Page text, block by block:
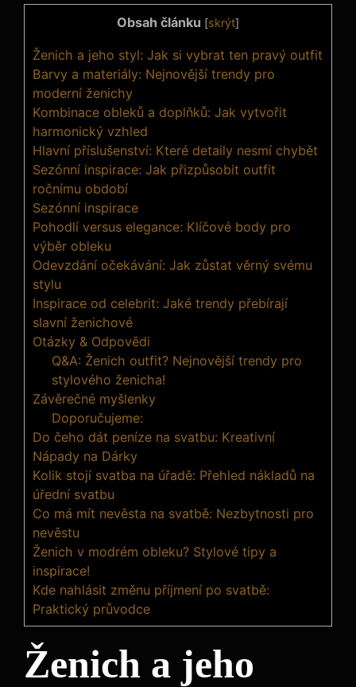
Obsah článku [skrýt]
Ženich a jeho styl: Jak si vybrat ten pravý outfit
Barvy a materiály: Nejnovější trendy pro
moderní ženichy
Kombinace obleků a doplňků: Jak vytvořit
harmonický vzhled
Hlavní příslušenství: Které detaily nesmí chybět
Sezónní inspirace: Jak přizpůsobit outfit
ročnímu období
Sezónní inspirace
Pohodlí versus elegance: Klíčové body pro
výběr obleku
Odevzdání očekávání: Jak zůstat věrný svému
stylu
Inspirace od celebrit: Jaké trendy přebírají
slavní ženichové
Otázky & Odpovědi
Q&A: Ženich outfit? Nejnovější trendy pro
stylového ženicha!
Závěrečné myšlenky
Doporučujeme:
Do čeho dát peníze na svatbu: Kreativní
Nápady na Dárky
Kolik stojí svatba na úřadě: Přehled nákladů na
úřední svatbu
Co má mít nevěsta na svatbě: Nezbytnosti pro
nevěstu
Ženich v modrém obleku? Stylové tipy a
inspirace!
Kde nahlásit změnu příjmení po svatbě:
Praktický průvodce
Ženich a jeho